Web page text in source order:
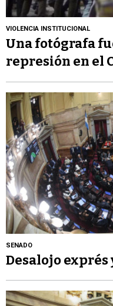
VIOLENCIA INSTITUCIONAL
Una fotógrafa
represión en el
SENADO
Desalojo